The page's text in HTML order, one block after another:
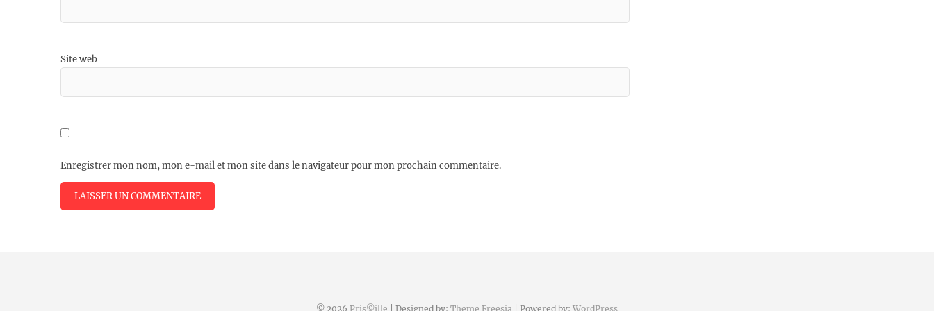
Site web
Enregistrer mon nom, mon e-mail et mon site dans le navigateur pour mon prochain commentaire.
© 2026 Pris©ille | Designed by: Theme Freesia | Powered by: WordPress